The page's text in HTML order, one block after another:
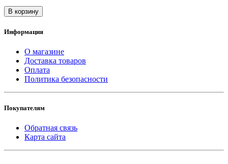
В корзину
Информация
О магазине
Доставка товаров
Оплата
Политика безопасности
Покупателям
Обратная связь
Карта сайта